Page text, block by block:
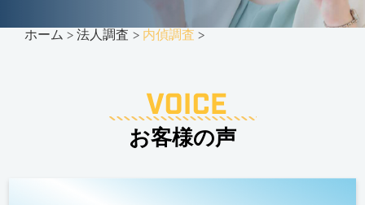
ホーム 法人調査 内偵調査
お客様の声